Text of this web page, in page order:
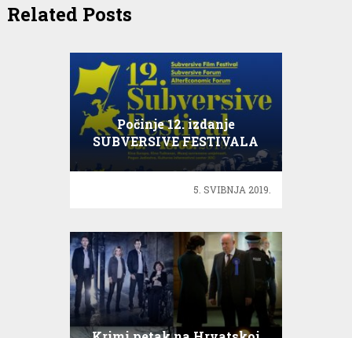
Related Posts
Počinje 12. izdanje
SUBVERSIVE FESTIVALA
5. SVIBNJA 2019.